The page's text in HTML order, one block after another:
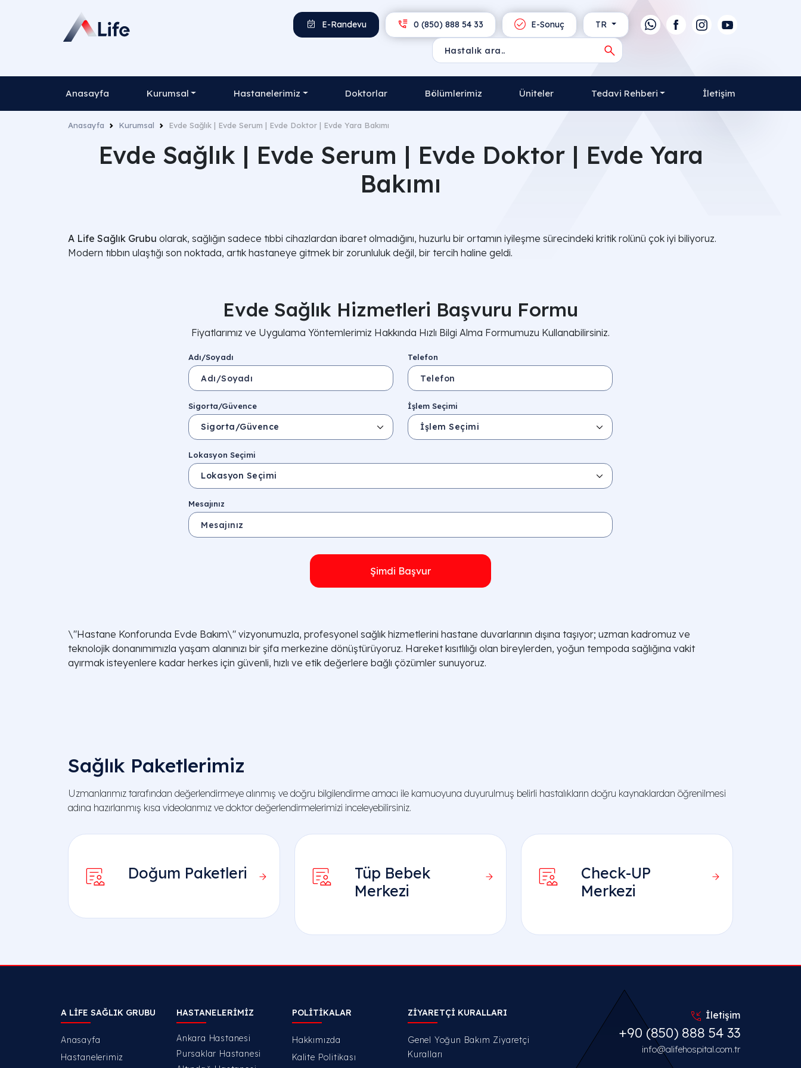
TR
E-Sonuç
0 (850) 888 54 33
E-Randevu
Anasayfa Kurumsal Hastanelerimiz Doktorlar Bölümlerimiz Üniteler Tedavi Rehberi İletişim
Anasayfa Kurumsal Evde Sağlık | Evde Serum | Evde Doktor | Evde Yara Bakımı
Evde Sağlık | Evde Serum | Evde Doktor | Evde Yara
Bakımı
A Life Sağlık Grubu olarak, sağlığın sadece tıbbi cihazlardan ibaret olmadığını, huzurlu bir ortamın iyileşme sürecindeki kritik rolünü çok iyi biliyoruz.
Modern tıbbın ulaştığı son noktada, artık hastaneye gitmek bir zorunluluk değil, bir tercih haline geldi.
Evde Sağlık Hizmetleri Başvuru Formu
Fiyatlarımız ve Uygulama Yöntemlerimiz Hakkında Hızlı Bilgi Alma Formumuzu Kullanabilirsiniz.
Adı/Soyadı Telefon
Sigorta/Güvence İşlem Seçimi
Lokasyon Seçimi
Mesajınız
Şimdi Başvur
\"Hastane Konforunda Evde Bakım\" vizyonumuzla, profesyonel sağlık hizmetlerini hastane duvarlarının dışına taşıyor; uzman kadromuz ve
teknolojik donanımımızla yaşam alanınızı bir şifa merkezine dönüştürüyoruz. Hareket kısıtlılığı olan bireylerden, yoğun tempoda sağlığına vakit
ayırmak isteyenlere kadar herkes için güvenli, hızlı ve etik değerlere bağlı çözümler sunuyoruz.
Sağlık Paketlerimiz
Uzmanlarımız tarafından değerlendirmeye alınmış ve doğru bilgilendirme amacı ile kamuoyuna duyurulmuş belirli hastalıkların doğru kaynaklardan öğrenilmesi
adına hazırlanmış kısa videolarımız ve doktor değerlendirmelerimizi inceleyebilirsiniz.
Doğum Paketleri
Tüp Bebek
Merkezi
Check-UP
Merkezi
A LIFE SAĞLIK GRUBU
Anasayfa
Hastanelerimiz
HASTANELERIMIZ
Ankara Hastanesi
Pursaklar Hastanesi
POLİTİKALAR
Hakkımızda
Kalite Politikası
ZİYARETÇİ KURALLARI
Genel Yoğun Bakım Ziyaretçi
Kuralları
İletişim
+90 (850) 888 54 33
info@alifehospital.com.tr